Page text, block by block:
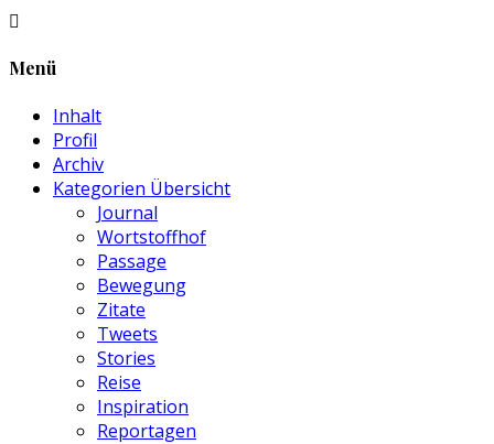
Menü
Inhalt
Profil
Archiv
Kategorien Übersicht
Journal
Wortstoffhof
Passage
Bewegung
Zitate
Tweets
Stories
Reise
Inspiration
Reportagen